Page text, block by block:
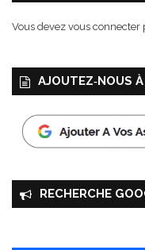
Vous devez vous connecter
AJOUTEZ‑NOUS
RECHERCHE